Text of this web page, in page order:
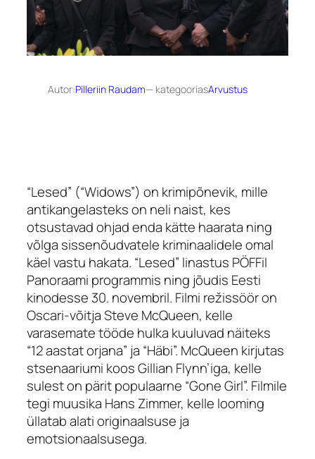
Autor:Pilleriin Raudam— kategooriasArvustus
“Lesed” (“Widows”) on krimipõnevik, mille
antikangelasteks on neli naist, kes
otsustavad ohjad enda kätte haarata ning
võlga sissenõudvatele kriminaalidele omal
käel vastu hakata. “Lesed” linastus PÖFFil
Panoraami programmis ning jõudis Eesti
kinodesse 30. novembril. Filmi režissöör on
Oscari-võitja Steve McQueen, kelle
varasemate tööde hulka kuuluvad näiteks
“12 aastat orjana” ja “Häbi”. McQueen kirjutas
stsenaariumi koos Gillian Flynn’iga, kelle
sulest on pärit populaarne “Gone Girl”. Filmile
tegi muusika Hans Zimmer, kelle looming
üllatab alati originaalsuse ja
emotsionaalsusega.